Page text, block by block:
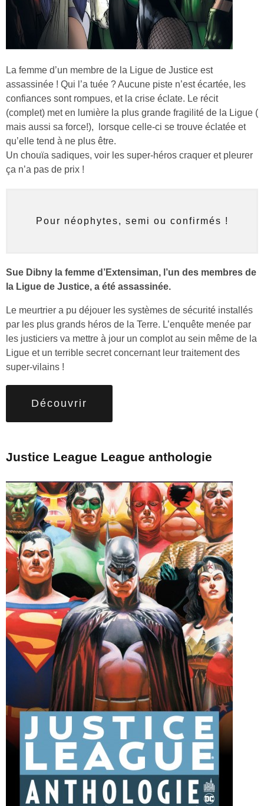
La femme d’un membre de la Ligue de Justice est
assassinée ! Qui l’a tuée ? Aucune piste n’est écartée, les
confiances sont rompues, et la crise éclate. Le récit
(complet) met en lumière la plus grande fragilité de la Ligue (
mais aussi sa force!), lorsque celle-ci se trouve éclatée et
qu’elle tend à ne plus être.
Un chouïa sadiques, voir les super-héros craquer et pleurer
ça n’a pas de prix !
Pour néophytes, semi ou confirmés !
Sue Dibny la femme d’Extensiman, l’un des membres de
la Ligue de Justice, a été assassinée.
Le meurtrier a pu déjouer les systèmes de sécurité installés
par les plus grands héros de la Terre. L’enquête menée par
les justiciers va mettre à jour un complot au sein même de la
Ligue et un terrible secret concernant leur traitement des
super-vilains !
Découvrir
Justice League League anthologie